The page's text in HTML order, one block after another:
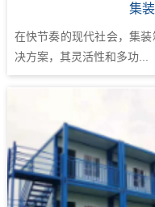
集
在快节奏的现代社会，集
决方案，其灵活性和多功...